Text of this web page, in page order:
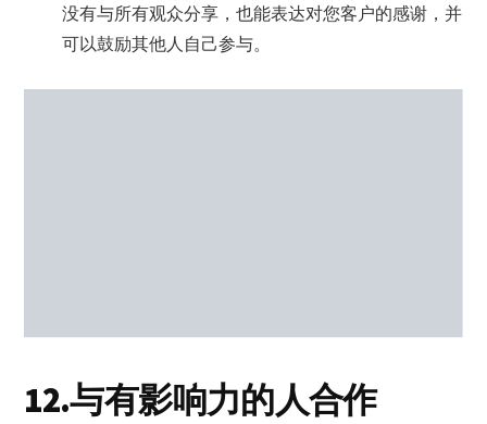
没有与所有观众分享，也能表达对您客户的感谢，并
可以鼓励其他人自己参与。
12.与有影响力的人合作